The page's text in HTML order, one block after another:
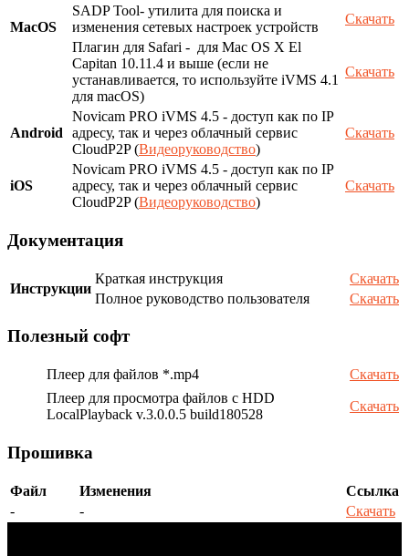
MacOS
SADP Tool- утилита для поиска и
изменения сетевых настроек устройств
Скачать
Плагин для Safari - для Mac OS X El
Capitan 10.11.4 и выше (если не
устанавливается, то используйте iVMS 4.1
для macOS)
Скачать
Android
Novicam PRO iVMS 4.5 - доступ как по IP
адресу, так и через облачный сервис
CloudP2P (Видеоруководство)
Скачать
iOS
Novicam PRO iVMS 4.5 - доступ как по IP
адресу, так и через облачный сервис
CloudP2P (Видеоруководство)
Скачать
Документация
Инструкции
Краткая инструкция
Скачать
Полное руководство пользователя
Скачать
Полезный софт
Плеер для файлов *.mp4
Скачать
Плеер для просмотра файлов с HDD
LocalPlayback v.3.0.0.5 build180528
Скачать
Прошивка
Файл Изменения
Ссылка
-
- Скачать